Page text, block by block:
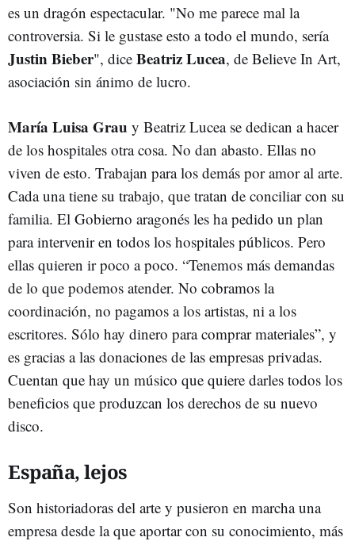
es un dragón espectacular. "No me parece mal la
controversia. Si le gustase esto a todo el mundo, sería
Justin Bieber", dice Beatriz Lucea, de Believe In Art,
asociación sin ánimo de lucro.
María Luisa Grau y Beatriz Lucea se dedican a hacer
de los hospitales otra cosa. No dan abasto. Ellas no
viven de esto. Trabajan para los demás por amor al arte.
Cada una tiene su trabajo, que tratan de conciliar con su
familia. El Gobierno aragonés les ha pedido un plan
para intervenir en todos los hospitales públicos. Pero
ellas quieren ir poco a poco. “Tenemos más demandas
de lo que podemos atender. No cobramos la
coordinación, no pagamos a los artistas, ni a los
escritores. Sólo hay dinero para comprar materiales”, y
es gracias a las donaciones de las empresas privadas.
Cuentan que hay un músico que quiere darles todos los
beneficios que produzcan los derechos de su nuevo
disco.
España, lejos
Son historiadoras del arte y pusieron en marcha una
empresa desde la que aportar con su conocimiento, más